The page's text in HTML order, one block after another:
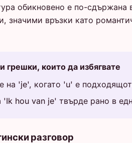
обикновено е по-сдържана
значими връзки като
грешки, които да избягвате
на 'je', когато 'u' е
'Ik hou van je' твърде рано в
разговор